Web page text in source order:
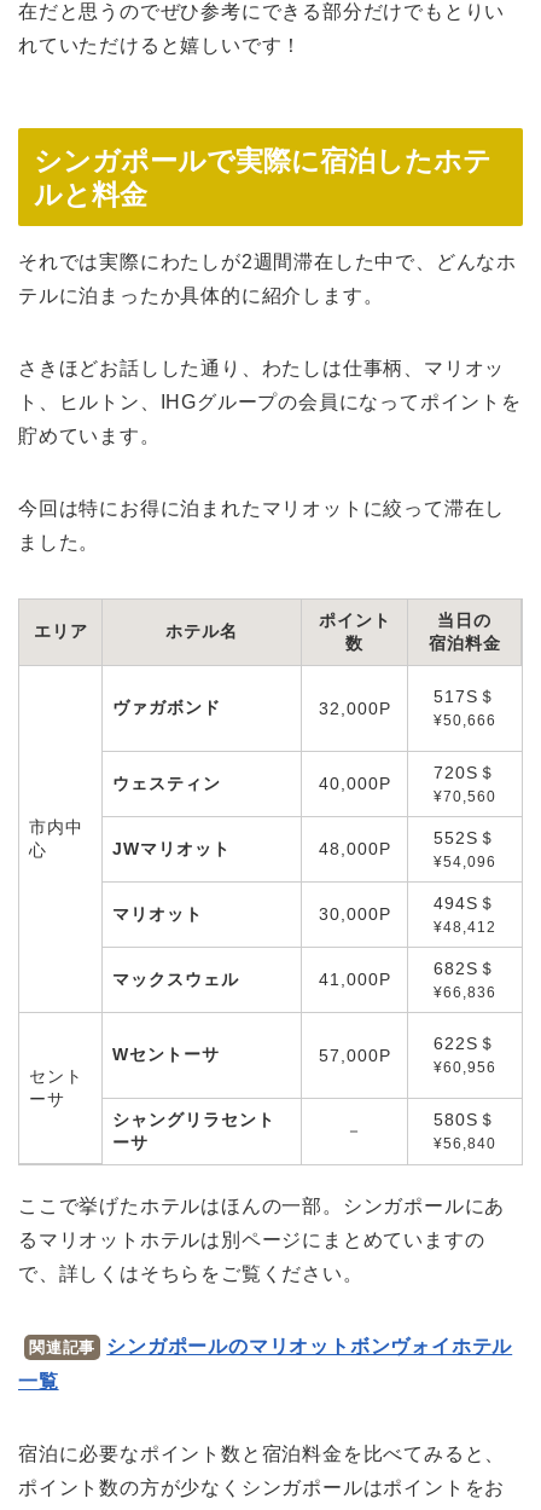
在だと思うのでぜひ参考にできる部分だけでもとりい
れていただけると嬉しいです！
シンガポールで実際に宿泊したホテ
ルと料金
それでは実際にわたしが2週間滞在した中で、どんなホ
テルに泊まったか具体的に紹介します。
さきほどお話しした通り、わたしは仕事柄、マリオッ
ト、ヒルトン、IHGグループの会員になってポイントを
貯めています。
今回は特にお得に泊まれたマリオットに絞って滞在し
ました。
エリア ホテル名
ポイント
数
当日の
宿泊料金
市内中
心
ヴァガボンド 32,000P
517S＄
¥50,666
ウェスティン 40,000P
720S＄
¥70,560
JWマリオット 48,000P
552S＄
¥54,096
マリオット 30,000P
494S＄
¥48,412
マックスウェル 41,000P
682S＄
¥66,836
セント
ーサ
Wセントーサ 57,000P
622S＄
¥60,956
シャングリラセント
ーサ
－
580S＄
¥56,840
ここで挙げたホテルはほんの一部。シンガポールにあ
るマリオットホテルは別ページにまとめていますの
で、詳しくはそちらをご覧ください。
関連記事
シンガポールのマリオットボンヴォイホテル
一覧
宿泊に必要なポイント数と宿泊料金を比べてみると、
ポイント数の方が少なくシンガポールはポイントをお